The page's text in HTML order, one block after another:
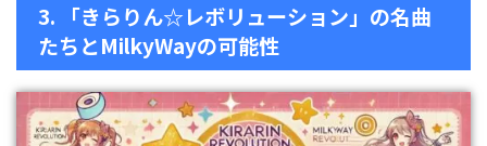
3. 「きらりん☆レボリューション」の名曲
たちとMilkyWayの可能性